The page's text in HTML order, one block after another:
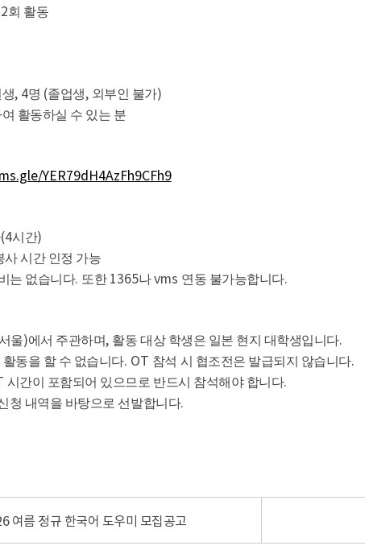
2회 활동
, 4명 (졸업생, 외부인 불가)
활동하실 수 있는 분
YER79dH4AzFh9CFh9
(4시간)
사 시간 인정 가능
는 없습니다. 또한 1365나vms 연동 불가능합니다.
서울)에서 주관하며, 활동 대상 학생은 일본 현지 대학생입니다.
동을 할 수 없습니다. OT 참석 시 협조전은 발급되지 않습니다.
시간이 포함되어 있으므로 반드시 참석해야 합니다.
청 내역을 바탕으로 선발합니다.
여름 정규 한국어 도우미 모집공고